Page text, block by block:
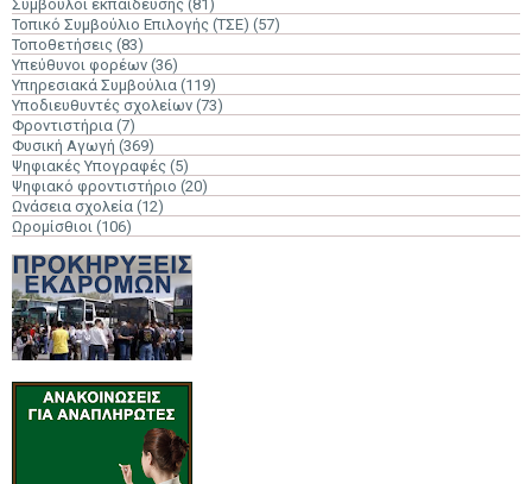
Σύμβουλοι εκπαίδευσης (81)
Τοπικό Συμβούλιο Επιλογής (ΤΣΕ) (57)
Τοποθετήσεις (83)
Υπεύθυνοι φορέων (36)
Υπηρεσιακά Συμβούλια (119)
Υποδιευθυντές σχολείων (73)
Φροντιστήρια (7)
Φυσική Αγωγή (369)
Ψηφιακές Υπογραφές (5)
Ψηφιακό φροντιστήριο (20)
Ωνάσεια σχολεία (12)
Ωρομίσθιοι (106)